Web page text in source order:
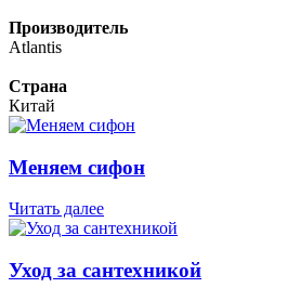
Производитель
Atlantis
Страна
Китай
Меняем сифон
Читать далее
Уход за сантехникой